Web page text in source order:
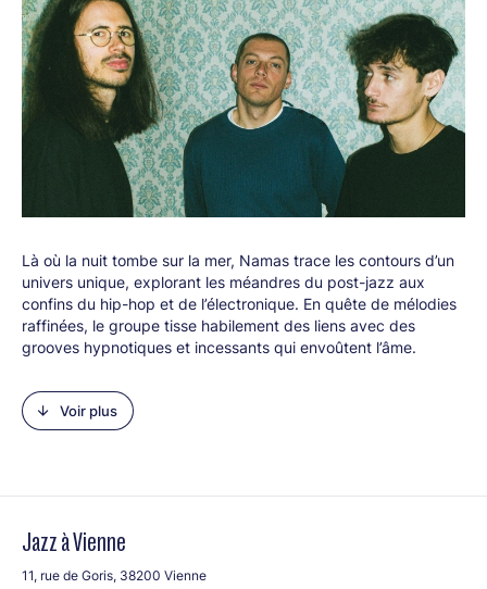
Là où la nuit tombe sur la mer, Namas trace les contours d’un
univers unique, explorant les méandres du post-jazz aux
confins du hip-hop et de l’électronique. En quête de mélodies
raffinées, le groupe tisse habilement des liens avec des
grooves hypnotiques et incessants qui envoûtent l’âme.
aspirations musicales dans un album inaugural, Tapestry,
pressé en vinyle 33 tours. Tel un journal intime, il révèle les
esquisses d’une personnalité singulière et l’ambition de faire
influences aussi diverses que J Dilla, l’art urbain et la scène
avide d’exploration. Ici, l’écriture et la liberté s’entrelacent
Voir plus
Jazz à Vienne
11, rue de Goris, 38200 Vienne